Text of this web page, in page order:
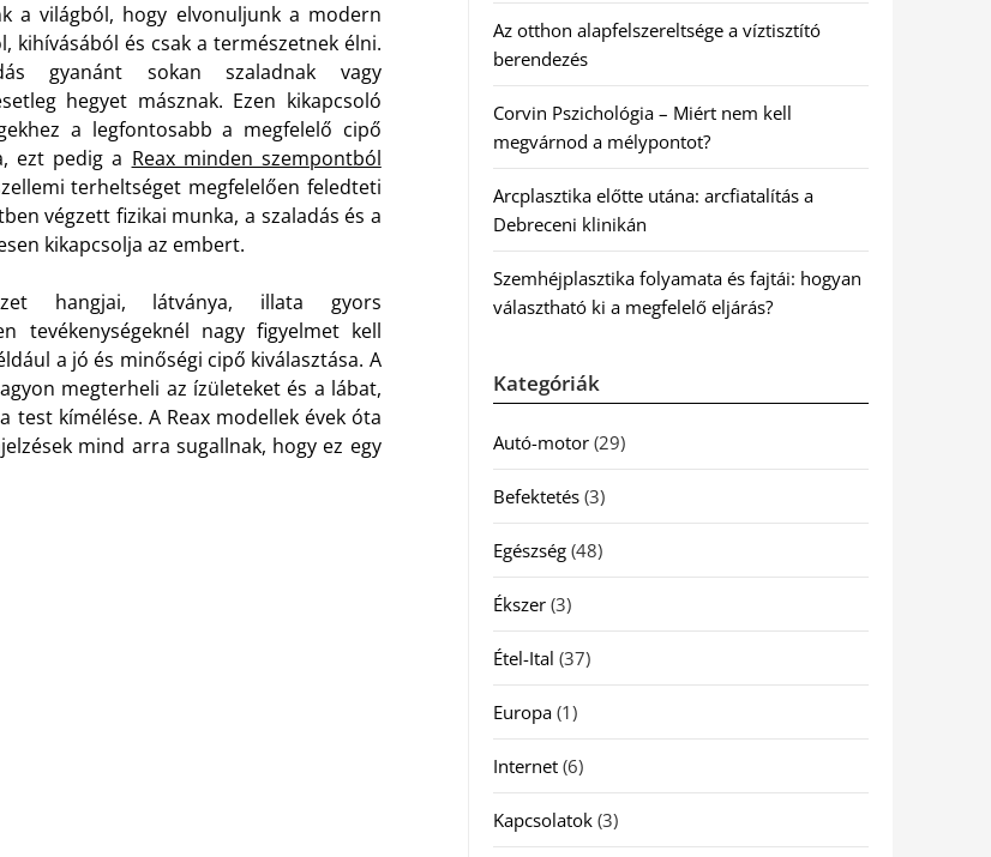
a világból, hogy elvonuljunk a modern
kihívásából és csak a természetnek élni.
gyanánt sokan szaladnak vagy
hegyet másznak. Ezen kikapcsoló
a legfontosabb a megfelelő cipő
ezt pedig a Reax minden szempontból
terheltséget megfelelően feledteti
végzett fizikai munka, a szaladás és a
kikapcsolja az embert.
hangjai, látványa, illata gyors
tevékenységeknél nagy figyelmet kell
a jó és minőségi cipő kiválasztása. A
megterheli az ízületeket és a lábat,
test kímélése. A Reax modellek évek óta
mind arra sugallnak, hogy ez egy
Az otthon alapfelszereltsége a víztisztító
berendezés
Corvin Pszichológia – Miért nem kell
megvárnod a mélypontot?
Arcplasztika előtte utána: arcfiatalítás a
Debreceni klinikán
Szemhéjplasztika folyamata és fajtái: hogyan
választható ki a megfelelő eljárás?
Kategóriák
Autó-motor(29)
Befektetés(3)
Egészség(48)
Ékszer(3)
Étel-Ital (37)
Europa(1)
Internet(6)
Kapcsolatok(3)